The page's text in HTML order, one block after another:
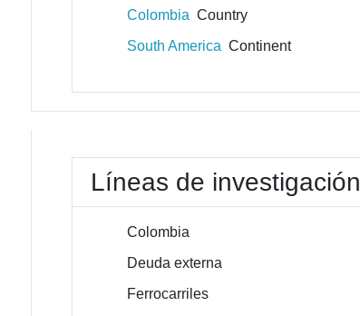
Colombia Country
South America Continent
Líneas de investigación
Colombia
Deuda externa
Ferrocarriles